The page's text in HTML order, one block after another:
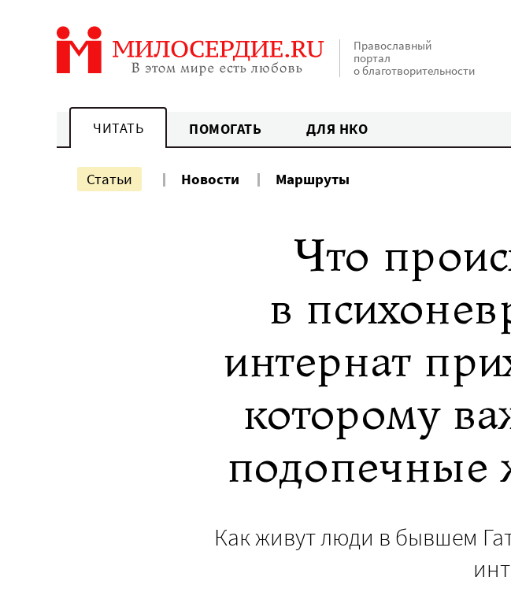
Православный
портал
о благотворительности
ЧИТАТЬ ПОМОГАТЬ ДЛЯ НКО
Статьи Новости Маршруты
Что
в
интернат
которому
подопечные
Как живут люди в бывшем